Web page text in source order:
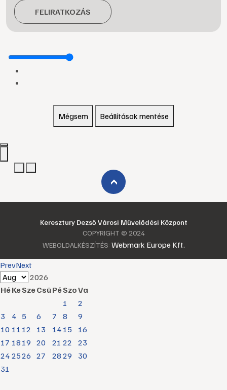
FELIRATKOZÁS
Mégsem Beállítások mentése
›
Keresztury Dezső Városi Művelődési Központ
COPYRIGHT © 2024
WEBOLDALKÉSZÍTÉS: Webmark Europe Kft.
PrevNext
2026
HéKeSzeCsüPéSzoVa
1
2
3
4 5 6 7 8
9
10 11 12 13 14 15
16
17 18 19 20 21 22
23
24 2526 27 28 29
30
31